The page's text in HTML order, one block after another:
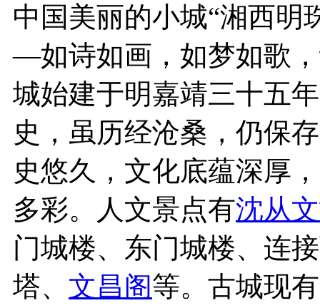
中国美丽的小城“湘西明
—如诗如画，如梦如歌
城始建于明嘉靖三十五
史，虽历经沧桑，仍保
史悠久，文化底蕴深厚
多彩。人文景点有沈从
门城楼、东门城楼、连
塔、 文昌阁等。古城现